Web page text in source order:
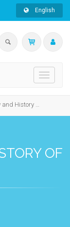
English
Toggle
History of Art
OF